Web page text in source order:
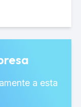
a esta